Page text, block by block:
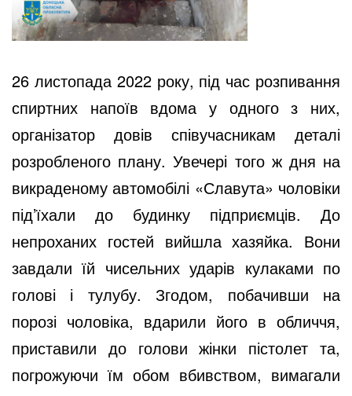
26 листопада 2022 року, під час розпивання
спиртних напоїв вдома у одного з них,
організатор довів співучасникам деталі
розробленого плану. Увечері того ж дня на
викраденому автомобілі «Славута» чоловіки
під’їхали до будинку підприємців. До
непроханих гостей вийшла хазяйка. Вони
завдали їй чисельних ударів кулаками по
голові і тулубу. Згодом, побачивши на
порозі чоловіка, вдарили його в обличчя,
приставили до голови жінки пістолет та,
погрожуючи їм обом вбивством, вимагали